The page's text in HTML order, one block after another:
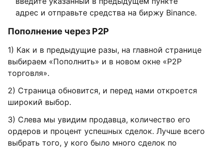
адрес и отправьте средства на биржу Binance.
Пополнение через P2P
1) Как и в предыдущие разы, на главной странице
выбираем «Пополнить» и в новом окне «P2P
торговля».
2) Страница обновится, и перед нами откроется
широкий выбор.
3) Слева мы увидим продавца, количество его
ордеров и процент успешных сделок. Лучше всего
выбрать того, у кого было много сделок по